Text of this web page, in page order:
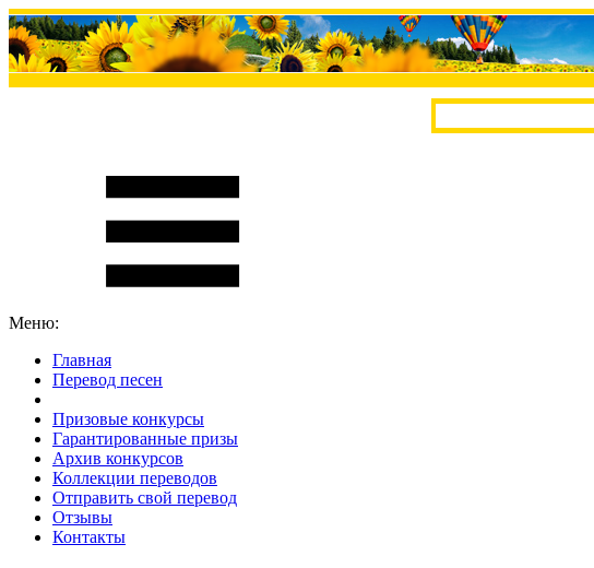
Меню:
Главная
Перевод песен
Призовые конкурсы
Гарантированные призы
Архив конкурсов
Коллекции переводов
Отправить свой перевод
Отзывы
Контакты